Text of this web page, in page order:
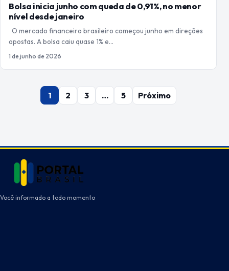
Bolsa inicia junho com queda de 0,91%, no menor
nível desde janeiro
O mercado financeiro brasileiro começou junho em direções
opostas. A bolsa caiu quase 1% e…
1 de junho de 2026
Paginação
1 2 3 … 5 Próximo
Você informado a todo momento